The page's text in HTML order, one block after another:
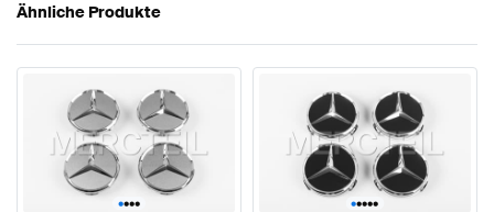
C-Klasse( A205 Modellpflege
C-Klasse(C205) 2015-2018
Coupe
C-Klasse(W205 2018
Limousine
C-Klasse(S205 ) -2018
T-Modell
C-Klasse(W204 Modellpflege - 2014
Limousine
C-Klasse(S204 Modellpflege 2011 -2014
T-Modell
C-Klasse(C204 -2015
Coupe
C-Klasse(W204 -2011
Limousine
Ähnliche Produkte
•••• •••••